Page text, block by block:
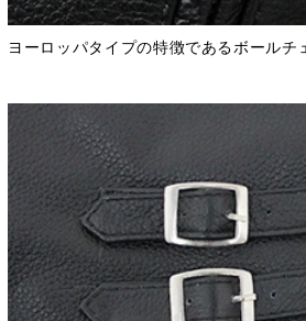
ヨーロッパタイプの特徴であるボールチ